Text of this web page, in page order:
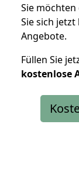
Sie möchten
Sie sich
Angebote.
Füllen Sie
kostenlose